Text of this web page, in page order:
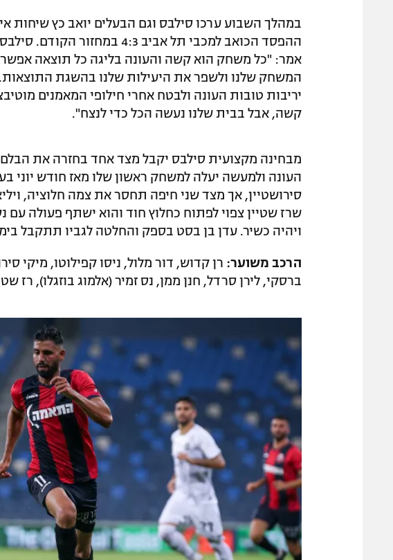
במהלך השבוע ערכו סילבס וגם הבעלים יואב כץ
ההפסד הכואב למכבי תל אביב
אמר: "כל משחק הוא קשה והעונה בליגה כל תוצאה
המשחק שלנו ולשפר את היעילות שלנו בהשגת
יריבות טובות העונה ולבטח אחרי חילופי המאמנים
קשה, אבל בבית שלנו נעשה הכל כדי לנצח".
מבחינה מקצועית סילבס יקבל מצד אחד בחזרה את הבלם
העונה ולמעשה יעלה למשחק ראשון שלו מאז חודש יוני
סירושטיין, אך מצד שני חיפה תחסר את צמה חלוציה,
שרז שטיין צפוי לפתוח כחלוץ חוד והוא ישתף פעולה עם
ויהיה כשיר. עדן בן בסט בספק והחלטה לגביו תתקבל
הרכב משוער: רן קדוש, דור מלול, ניסו קפילוטו, מיקי
ברסקי, לירן סרדל, חנן ממן, נס זמיר (אלמוג בוזגלו), רז